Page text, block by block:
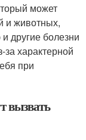
может
и животных,
другие болезни
характерной
при
вызвать